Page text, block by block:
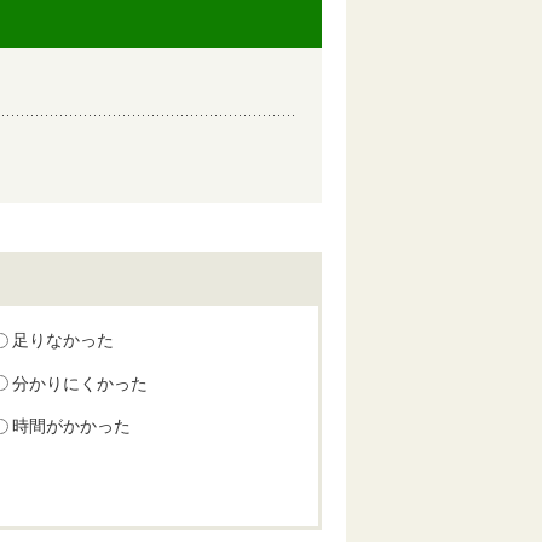
足りなかった
分かりにくかった
時間がかかった